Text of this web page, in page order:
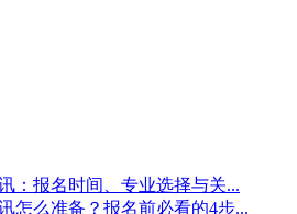
：报名时间、专业选择与关...
怎么准备？报名前必看的4步...